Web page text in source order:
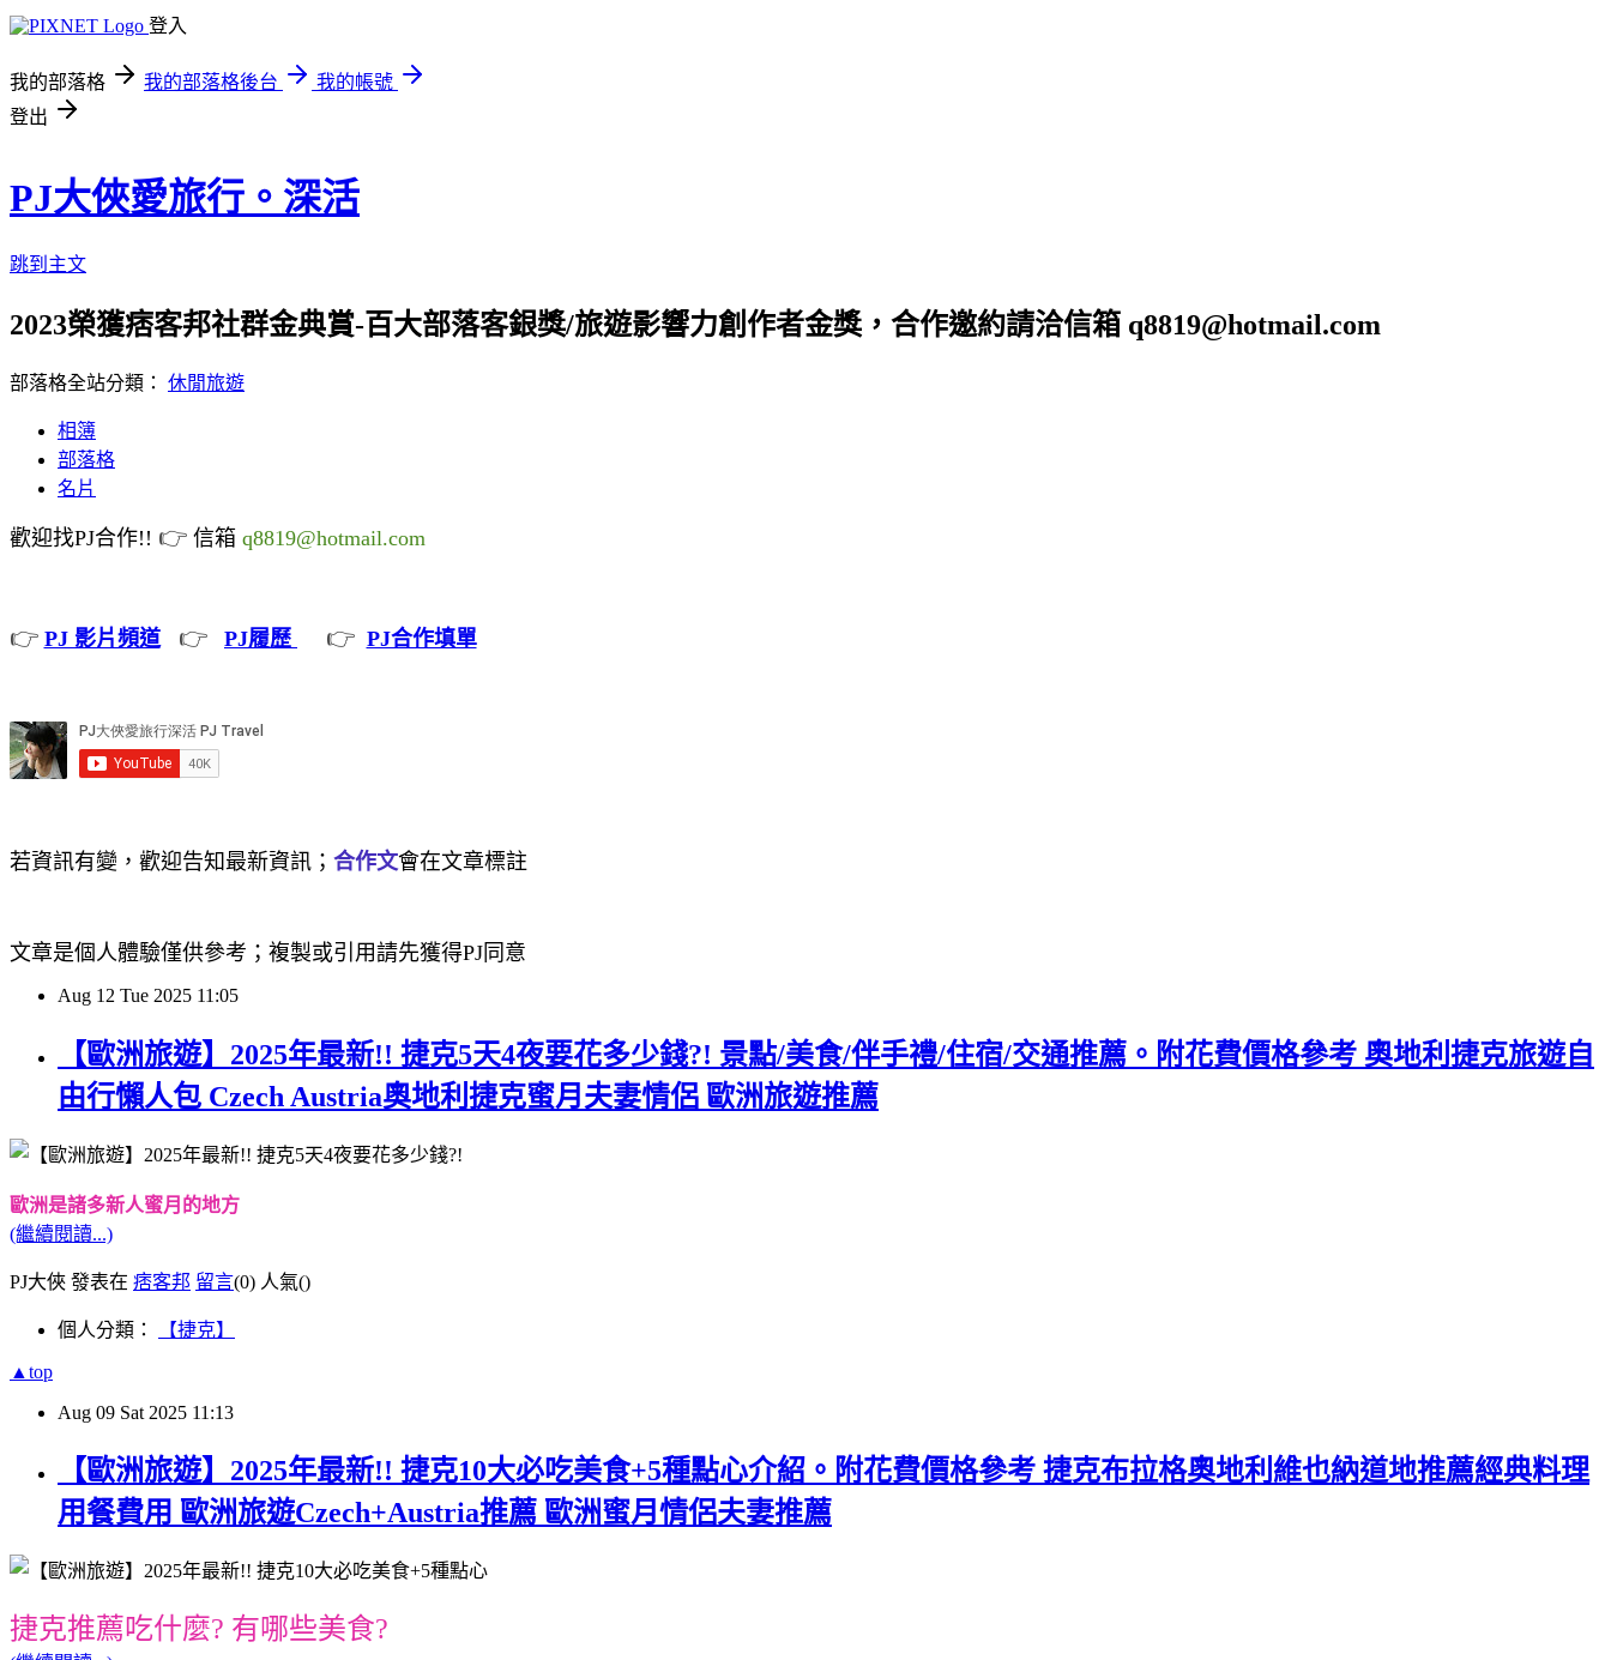
登入
我的部落格 我的部落格後台
我的帳號
登出
PJ大俠愛旅行。深活
跳到主文
2023榮獲痞客邦社群金典賞-百大部落客銀獎/旅遊影響力創作者金獎，合作邀約請洽信箱 q8819@hotmail.com
部落格全站分類： 休閒旅遊
相簿
部落格
名片
歡迎找PJ合作!! 👉 信箱 q8819@hotmail.com
👉 PJ 影片頻道 👉 PJ履歷 👉 PJ合作填單
若資訊有變，歡迎告知最新資訊； 合作文會在文章標註
文章是個人體驗僅供參考；複製或引用請先獲得PJ同意
Aug 12 Tue 2025 11:05
【歐洲旅遊】2025年最新!! 捷克5天4夜要花多少錢?! 景點/美食/伴手禮/住宿/交通推薦。附花費價格參考 奧地利捷克旅遊自
由行懶人包 Czech Austria奧地利捷克蜜月夫妻情侶 歐洲旅遊推薦
歐洲是諸多新人蜜月的地方
(繼續閱讀...)
PJ大俠 發表在 痞客邦 留言(0) 人氣()
個人分類： 【捷克】
▲top
Aug 09 Sat 2025 11:13
【歐洲旅遊】2025年最新!! 捷克10大必吃美食+5種點心介紹。附花費價格參考 捷克布拉格奧地利維也納道地推薦經典料理
用餐費用 歐洲旅遊Czech+Austria推薦 歐洲蜜月情侶夫妻推薦
捷克推薦吃什麼? 有哪些美食?